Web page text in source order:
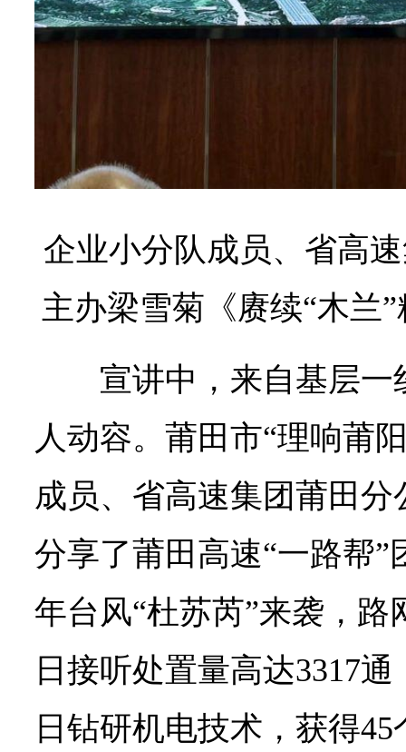
企业小分队成员、省高
主办梁雪菊《赓续“木兰
宣讲中，来自基层
人动容。莆田市“理响莆
成员、省高速集团莆田
分享了莆田高速“一路帮
年台风“杜苏芮”来袭，路
日接听处置量高达3317
日钻研机电技术，获得